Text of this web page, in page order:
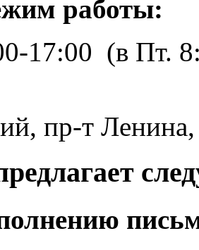
работы:
17:00 (в Пт.
пр-т